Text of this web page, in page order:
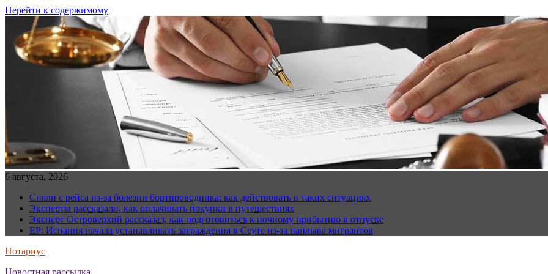
Перейти к содержимому
6 августа, 2026
Сняли с рейса из-за болезни бортпроводника: как действовать в таких ситуациях
Эксперты рассказали, как оплачивать покупки в путешествиях
Эксперт Островерхий рассказал, как подготовиться к ночному прибытию в отпуске
EP: Испания начала устанавливать заграждения в Сеуте из-за наплыва мигрантов
Нотариус
Новостная рассылка